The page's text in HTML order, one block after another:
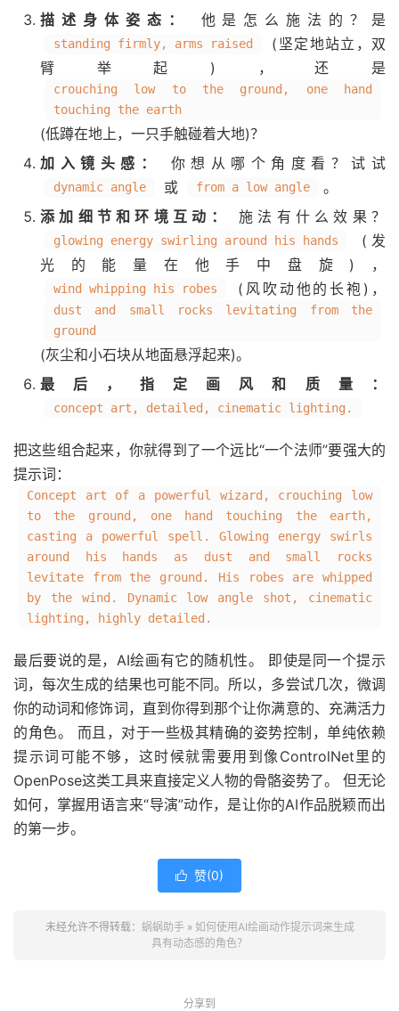
描述身体姿态：
他是怎么施法的？是
standing firmly, arms raised
(坚定地站立，双
臂举起)，还是
crouching low to the ground, one hand
touching the earth
(低蹲在地上，一只手触碰着大地)？
加入镜头感：
你想从哪个角度看？试试
dynamic angle 或 from a low angle
。
添加细节和环境互动：
施法有什么效果？
glowing energy swirling around his hands
(发
光的能量在他手中盘旋)，
wind whipping his robes (风吹动他的长袍)，
dust and small rocks levitating from the
ground
(灰尘和小石块从地面悬浮起来)。
最后，指定画风和质量：
concept art, detailed, cinematic lighting.
把这些组合起来，你就得到了一个远比“一个法师”要强大的
提示词：
Concept art of a powerful wizard, crouching low
to the ground, one hand touching the earth,
casting a powerful spell. Glowing energy swirls
around his hands as dust and small rocks
levitate from the ground. His robes are whipped
by the wind. Dynamic low angle shot, cinematic
lighting, highly detailed.
最后要说的是，AI绘画有它的随机性。 即使是同一个提示
词，每次生成的结果也可能不同。所以，多尝试几次，微调
你的动词和修饰词，直到你得到那个让你满意的、充满活力
的角色。 而且，对于一些极其精确的姿势控制，单纯依赖
提示词可能不够，这时候就需要用到像ControlNet里的
OpenPose这类工具来直接定义人物的骨骼姿势了。 但无论
如何，掌握用语言来“导演”动作，是让你的AI作品脱颖而出
的第一步。
 赞(0)
未经允许不得转载： 蜗蜗助手» 如何使用AI绘画动作提示词来生成
具有动态感的角色？
分享到